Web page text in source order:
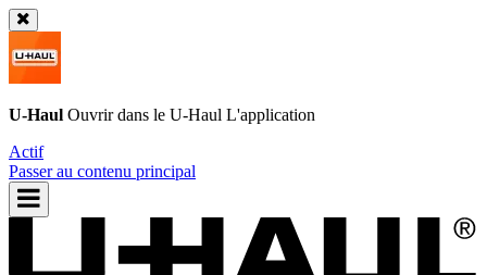
U-Haul Ouvrir dans le U-Haul L'application
Actif
Passer au contenu principal